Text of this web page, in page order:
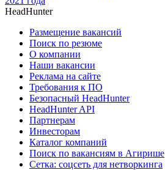
HeadHunter
Размещение вакансий
Поиск по резюме
О компании
Наши вакансии
Реклама на сайте
Требования к ПО
Безопасный HeadHunter
HeadHunter API
Партнерам
Инвесторам
Каталог компаний
Поиск по вакансиям в Агирише
Сетка: соцсеть для нетворкинга